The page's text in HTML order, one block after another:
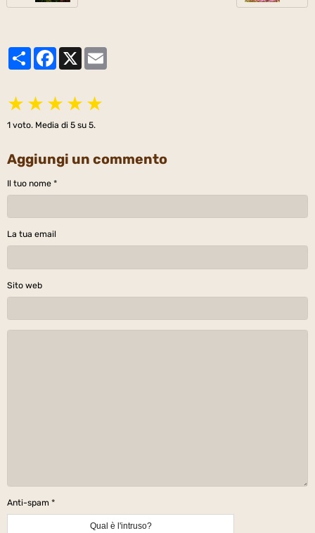
PartagerFacebook
X
★ ★ ★ ★ ★
1 voto. Media di 5 su 5.
Aggiungi un commento
Il tuo nome
La tua email
Sito web
Anti-spam
Qual è l'intruso?